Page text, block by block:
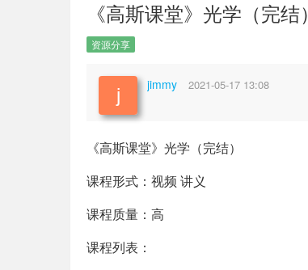
《高斯课堂》光学（完结）
资源分享
jimmy 2021-05-17 13:08
《高斯课堂》光学（完结）
课程形式：视频 讲义
课程质量：高
课程列表：